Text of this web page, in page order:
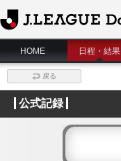
J.League Data Site
HOME
日程・結果
戻る
公式記録